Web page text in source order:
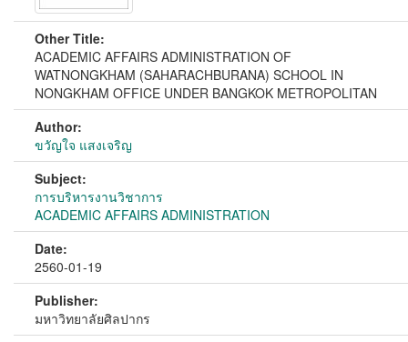
Other Title:
ACADEMIC AFFAIRS ADMINISTRATION OF
WATNONGKHAM (SAHARACHBURANA) SCHOOL IN
NONGKHAM OFFICE UNDER BANGKOK METROPOLITAN
Author:
ขวัญใจ แสงเจริญ
Subject:
การบริหารงานวิชาการ
ACADEMIC AFFAIRS ADMINISTRATION
Date:
2560-01-19
Publisher:
มหาวิทยาลัยศิลปากร